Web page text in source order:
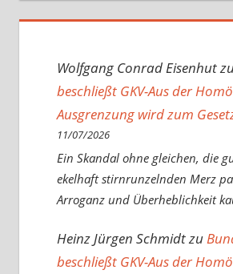
Wolfgang Conrad Eisenhut
beschließt GKV-Aus der
Ausgrenzung wird zum
11/07/2026
Ein Skandal ohne gleichen, die
ekelhaft stirnrunzelnden Merz
Arroganz und Überheblichkeit
Heinz Jürgen Schmidtzu
beschließt GKV-Aus der